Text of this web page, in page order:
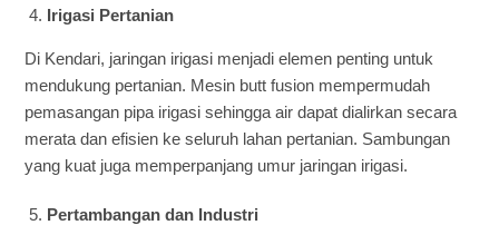
Irigasi Pertanian
Di Kendari, jaringan irigasi menjadi elemen penting untuk
mendukung pertanian. Mesin butt fusion mempermudah
pemasangan pipa irigasi sehingga air dapat dialirkan secara
merata dan efisien ke seluruh lahan pertanian. Sambungan
yang kuat juga memperpanjang umur jaringan irigasi.
Pertambangan dan Industri